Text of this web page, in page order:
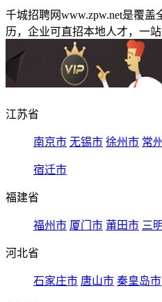
千城招聘网www.zpw.net是覆
历，企业可直招本地人才，一
江苏省
南京市 无锡市 徐州市 常
宿迁市
福建省
福州市 厦门市 莆田市 三
河北省
石家庄市 唐山市 秦皇岛市